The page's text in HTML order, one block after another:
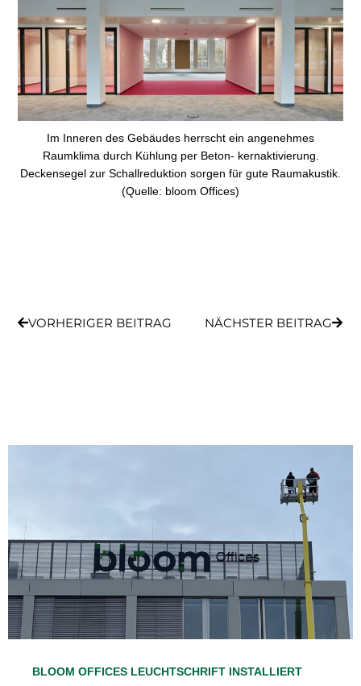
Im Inneren des Gebäudes herrscht ein angenehmes
Raumklima durch Kühlung per Beton- kernaktivierung.
Deckensegel zur Schallreduktion sorgen für gute Raumakustik.
(Quelle: bloom Offices)
VORHERIGER BEITRAG NÄCHSTER BEITRAG
BLOOM OFFICES LEUCHTSCHRIFT INSTALLIERT